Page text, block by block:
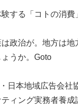
する「コトの消費
政治が。地方は地
うか。Goto
日本地域広告会社
ィング実務者養成